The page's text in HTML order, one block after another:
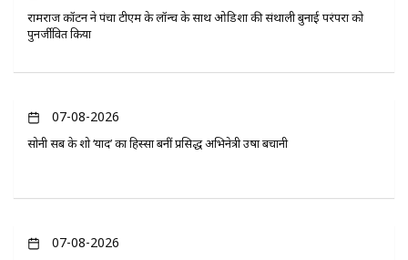
रामराज कॉटन ने पंचा टीएम के लॉन्च के साथ ओडिशा की संथाली बुनाई परंपरा को
पुनर्जीवित किया
07-08-2026
सोनी सब के शो ‘यादें’ का हिस्सा बनीं प्रसिद्ध अभिनेत्री उषा बचानी
07-08-2026